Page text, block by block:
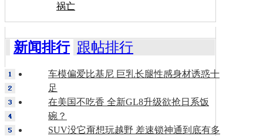
祸亡
新闻排行 跟帖排行
车模偏爱比基尼 巨乳长腿性感身材诱惑十
足
在美国不吃香 全新GL8升级欲抢日系饭
碗？
SUV没它甭想玩越野 差速锁神通到底有多